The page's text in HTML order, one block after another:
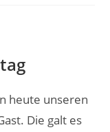
heute unseren
Die galt es